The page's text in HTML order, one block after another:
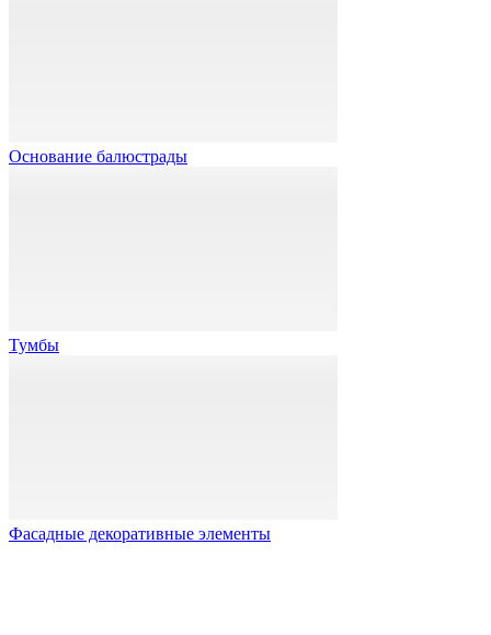
Основание балюстрады
Тумбы
Фасадные декоративные элементы